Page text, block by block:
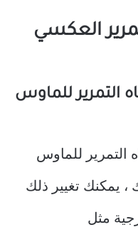
العكسي
التمرير للماوس
التمرير للماوس
، يمكنك تغيير ذلك
مثل